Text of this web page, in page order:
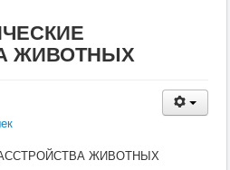
ЖИВОТНЫХ
ЖИВОТНЫХ